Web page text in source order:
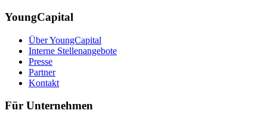
YoungCapital
Über YoungCapital
Interne Stellenangebote
Presse
Partner
Kontakt
Für Unternehmen